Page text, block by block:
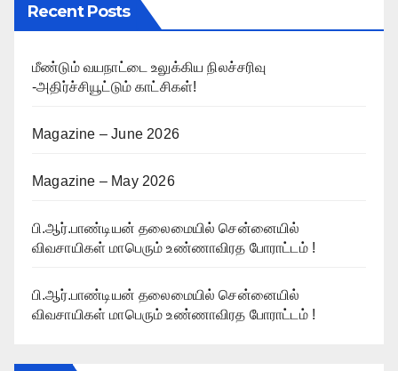
Recent Posts
மீண்டும் வயநாட்டை உலுக்கிய நிலச்சரிவு
-அதிர்ச்சியூட்டும் காட்சிகள்!
Magazine – June 2026
Magazine – May 2026
பி.ஆர்.பாண்டியன் தலைமையில் சென்னையில்
விவசாயிகள் மாபெரும் உண்ணாவிரத போராட்டம் !
பி.ஆர்.பாண்டியன் தலைமையில் சென்னையில்
விவசாயிகள் மாபெரும் உண்ணாவிரத போராட்டம் !